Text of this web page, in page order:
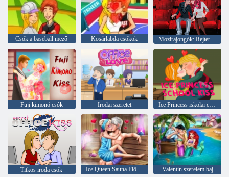
Csók a baseball mező Kosárlabda csókok Mozirajongók: Rejtett csók
Fuji kimonó csók Irodai szeretet
Titkos iroda csók Ice Queen Sauna Flörtölés Valentin szerelem baj